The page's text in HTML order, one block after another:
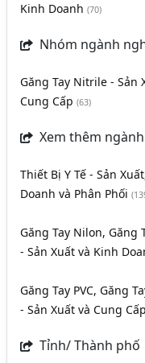
Kinh Doanh (70)
Nhóm ngành
Găng Tay Nitrile - Sản
Cung Cấp (63)
Xem thêm ngành
Thiết Bị Y Tế - Sản
Doanh và Phân Phối
Găng Tay Nilon, Găng
- Sản Xuất và Kinh
Găng Tay PVC, Găng
- Sản Xuất và Cung Cấp
Tỉnh/ Thành phố